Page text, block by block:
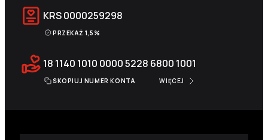
KRS0000259298
PRZEKAŻ 1,5%
18 1140 1010 0000 5228 6800 1001
SKOPIUJ NUMER KONTA WIĘCEJ